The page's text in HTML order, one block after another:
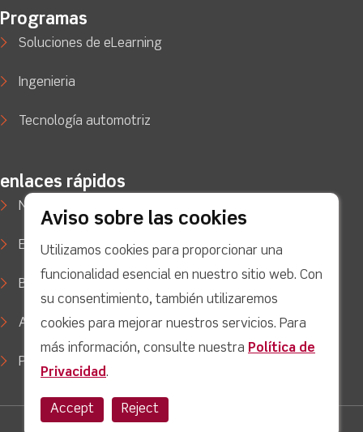
Programas
Soluciones de eLearning
Ingenieria
Tecnología automotriz
enlaces rápidos
Noticias
Estudios de caso
Blog
Apoyo
Política de privacidad
facebook
TwitterYoutube
Aviso sobre las cookies
Utilizamos cookies para proporcionar una
funcionalidad esencial en nuestro sitio web. Con
su consentimiento, también utilizaremos
cookies para mejorar nuestros servicios. Para
más información, consulte nuestra Política de
Privacidad.
Accept Reject